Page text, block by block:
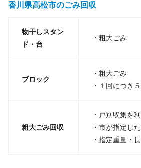
香川県高松市のごみ回収
物干しスタン
ド・台
・粗大ごみ
ブロック
・粗大ごみ
・１回につき
粗大ごみ回収
・戸別収集を
・市が指定し
・指定重量・